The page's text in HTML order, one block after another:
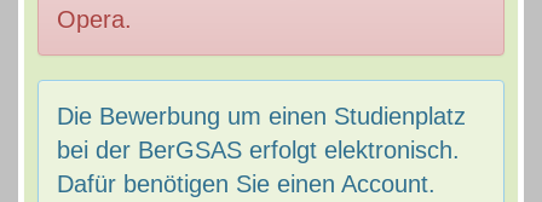
Opera.
Die Bewerbung um einen Studienplatz
bei der BerGSAS erfolgt elektronisch.
Dafür benötigen Sie einen Account.